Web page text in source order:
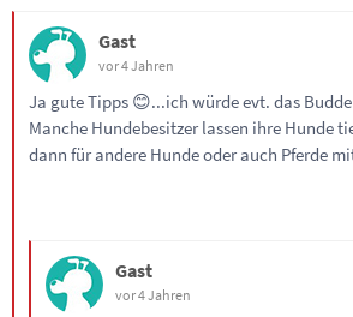
Gast
vor 4 Jahren
Ja gute Tipps 😊...ich würde evt. das
Manche Hundebesitzer lassen ihre Hunde
dann für andere Hunde oder auch Pferde
Gast
vor 4 Jahren